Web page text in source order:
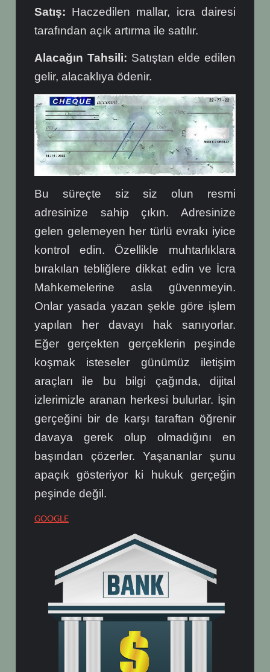
Satış: Haczedilen mallar, icra dairesi
tarafından açık artırma ile satılır.
Alacağın Tahsili: Satıştan elde edilen
gelir, alacaklıya ödenir.
Bu süreçte siz siz olun resmi
adresinize sahip çıkın. Adresinize
gelen gelemeyen her türlü evrakı iyice
kontrol edin. Özellikle muhtarlıklara
bırakılan tebliğlere dikkat edin ve İcra
Mahkemelerine asla güvenmeyin.
Onlar yasada yazan şekle göre işlem
yapılan her davayı hak sanıyorlar.
Eğer gerçekten gerçeklerin peşinde
koşmak isteseler günümüz iletişim
araçları ile bu bilgi çağında, dijital
izlerimizle aranan herkesi bulurlar. İşin
gerçeğini bir de karşı taraftan öğrenir
davaya gerek olup olmadığını en
başından çözerler. Yaşananlar şunu
apaçık gösteriyor ki hukuk gerçeğin
peşinde değil.
GOOGLE